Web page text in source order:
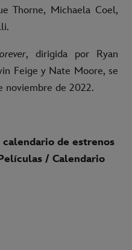
Thorne, Michaela Coel,
, dirigida por Ryan
Feige y Nate Moore, se
noviembre de 2022.
de estrenos
/ Calendario